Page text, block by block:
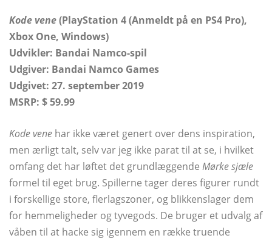
Kode vene(PlayStation 4 (Anmeldt på en PS4 Pro),
Xbox One, Windows)
Udvikler: Bandai Namco-spil
Udgiver: Bandai Namco Games
Udgivet: 27. september 2019
MSRP: $ 59.99
Kode vene har ikke været genert over dens inspiration,
men ærligt talt, selv var jeg ikke parat til at se, i hvilket
omfang det har løftet det grundlæggende Mørke sjæle
formel til eget brug. Spillerne tager deres figurer rundt
i forskellige store, flerlagszoner, og blikkenslager dem
for hemmeligheder og tyvegods. De bruger et udvalg af
våben til at hacke sig igennem en række truende